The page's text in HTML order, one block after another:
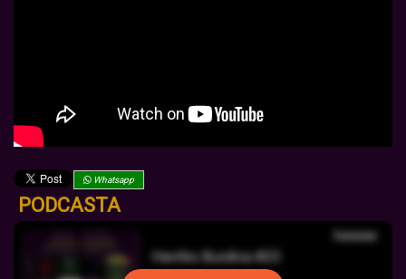
Whatsapp
PODCASTA